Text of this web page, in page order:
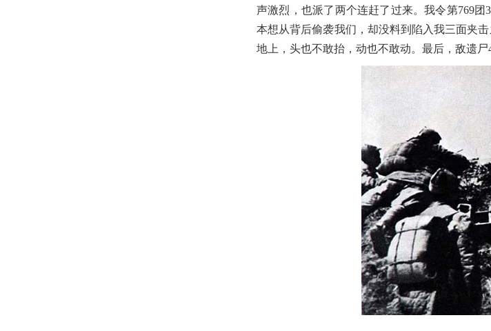
声激烈，也派了两个连赶了过来。我令第769
本想从背后偷袭我们，却没料到陷入我三面夹
地上，头也不敢抬，动也不敢动。最后，敌遗